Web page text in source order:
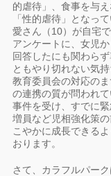
的虐待」、食事を与
「性的虐待」となっ
愛さん（10）が自宅
アンケートに、女児
回答したにも関わら
ともやり切れない気
教育委員会の対応の
の連携の質が問われ
事件を受け、すでに
増員など児相強化策
こやかに成長できる
おります。
さて、カラフルパー